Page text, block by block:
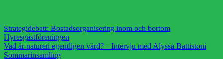
Strategidebatt: Bostadsorganisering inom och bortom
Hyresgästföreningen
Vad är naturen egentligen värd? – Intervju med Alyssa Battistoni
Sommarinsamling